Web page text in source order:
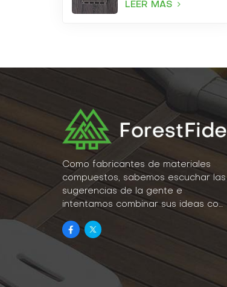
LEER MÁS
Como fabricantes de materiales
compuestos, sabemos escuchar las
sugerencias de la gente e
intentamos combinar sus ideas con
la realidad como parte de nuestro
estilo de vida.